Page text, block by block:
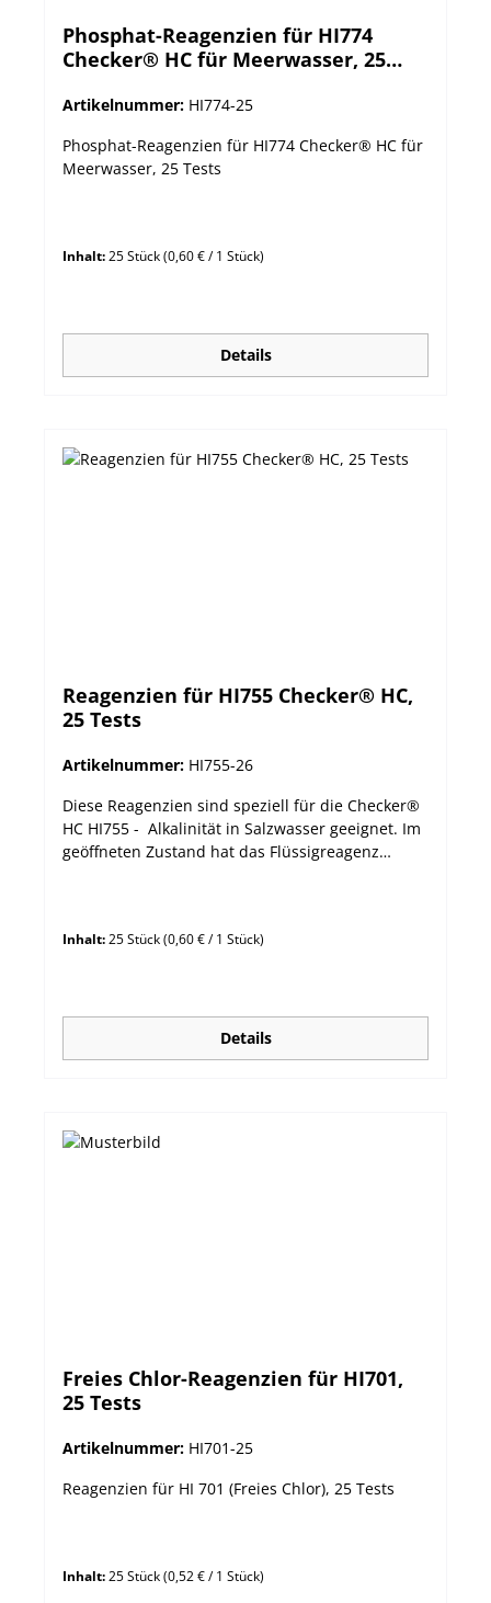
Phosphat-Reagenzien für HI774
Checker® HC für Meerwasser, 25
Artikelnummer: HI774-25
Phosphat-Reagenzien für HI774 Checker® HC für
Meerwasser, 25 Tests
Inhalt:25 Stück(0,60 € / 1 Stück)
Details
Reagenzien für HI755 Checker® HC,
25 Tests
Artikelnummer: HI755-26
Diese Reagenzien sind speziell für die Checker®
HC HI755 - Alkalinität in Salzwasser geeignet. Im
geöffneten Zustand hat das Flüssigreagenz
vermeiden. vorgefertigte und -dosierte
(30 mL) für 25 Tests und einer Spritze für die
optinale Dosierung. mit Ablaufdatum und
Chargennummer versehen Verpackungseinheit:
Inhalt:25 Stück(0,60 € / 1 Stück)
Details
Freies Chlor-Reagenzien für HI701,
25 Tests
Artikelnummer: HI701-25
Reagenzien für HI 701 (Freies Chlor), 25 Tests
Inhalt:25 Stück(0,52 € / 1 Stück)